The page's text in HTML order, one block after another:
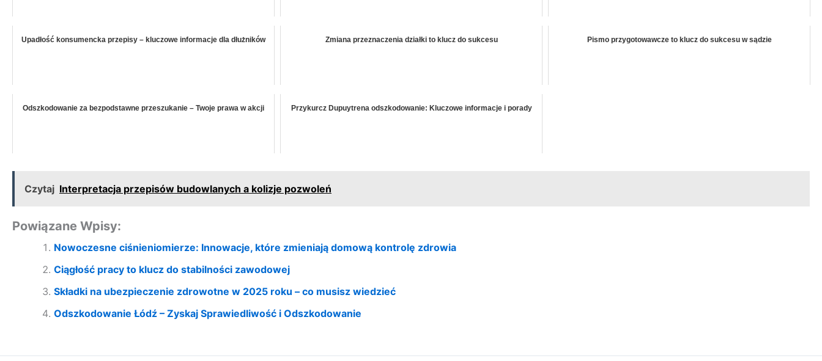
Upadłość konsumencka przepisy – kluczowe informacje dla dłużników Zmiana przeznaczenia działki to klucz do sukcesu Pismo przygotowawcze to klucz do sukcesu w sądzie
Odszkodowanie za bezpodstawne przeszukanie – Twoje prawa w akcji Przykurcz Dupuytrena odszkodowanie: Kluczowe informacje i porady
Czytaj Interpretacja przepisów budowlanych a kolizje pozwoleń
Powiązane Wpisy:
Nowoczesne ciśnieniomierze: Innowacje, które zmieniają domową kontrolę zdrowia
Ciągłość pracy to klucz do stabilności zawodowej
Składki na ubezpieczenie zdrowotne w 2025 roku – co musisz wiedzieć
Odszkodowanie Łódź – Zyskaj Sprawiedliwość i Odszkodowanie